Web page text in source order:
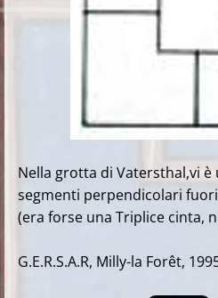
Nella grotta di Vatersthal,vi è
segmenti perpendicolari
(era forse una Triplice cinta,
G.E.R.S.A.R, Milly-la Forêt,